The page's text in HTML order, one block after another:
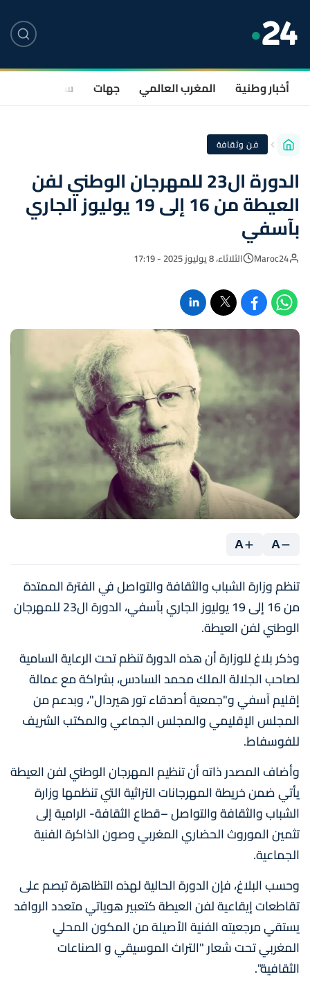
أخبار وطنية المغرب العالمي جهات سياسة
فن وثقافة
الدورة ال23 للمهرجان الوطني لفن
العيطة من 16 إلى 19 يوليوز الجاري
بآسفي
Maroc24 الثلاثاء، 8 يوليوز 2025 - 17:19
A
A
تنظم وزارة الشباب والثقافة والتواصل في الفترة الممتدة
من 16 إلى 19 يوليوز الجاري بآسفي، الدورة ال23 للمهرجان
الوطني لفن العيطة.
وذكر بلاغ للوزارة أن هذه الدورة تنظم تحت الرعاية السامية
لصاحب الجلالة الملك محمد السادس، بشراكة مع عمالة
إقليم آسفي و"جمعية أصدقاء تور هيردال"، وبدعم من
المجلس الإقليمي والمجلس الجماعي والمكتب الشريف
للفوسفاط.
وأضاف المصدر ذاته أن تنظيم المهرجان الوطني لفن العيطة
يأتي ضمن خريطة المهرجانات التراثية التي تنظمها وزارة
الشباب والثقافة والتواصل –قطاع الثقافة- الرامية إلى
تثمين الموروث الحضاري المغربي وصون الذاكرة الفنية
الجماعية.
وحسب البلاغ، فإن الدورة الحالية لهذه التظاهرة تبصم على
تقاطعات إيقاعية لفن العيطة كتعبير هوياتي متعدد الروافد
يستقي مرجعيته الفنية الأصيلة من المكون المحلي
المغربي تحت شعار "التراث الموسيقي و الصناعات
الثقافية".